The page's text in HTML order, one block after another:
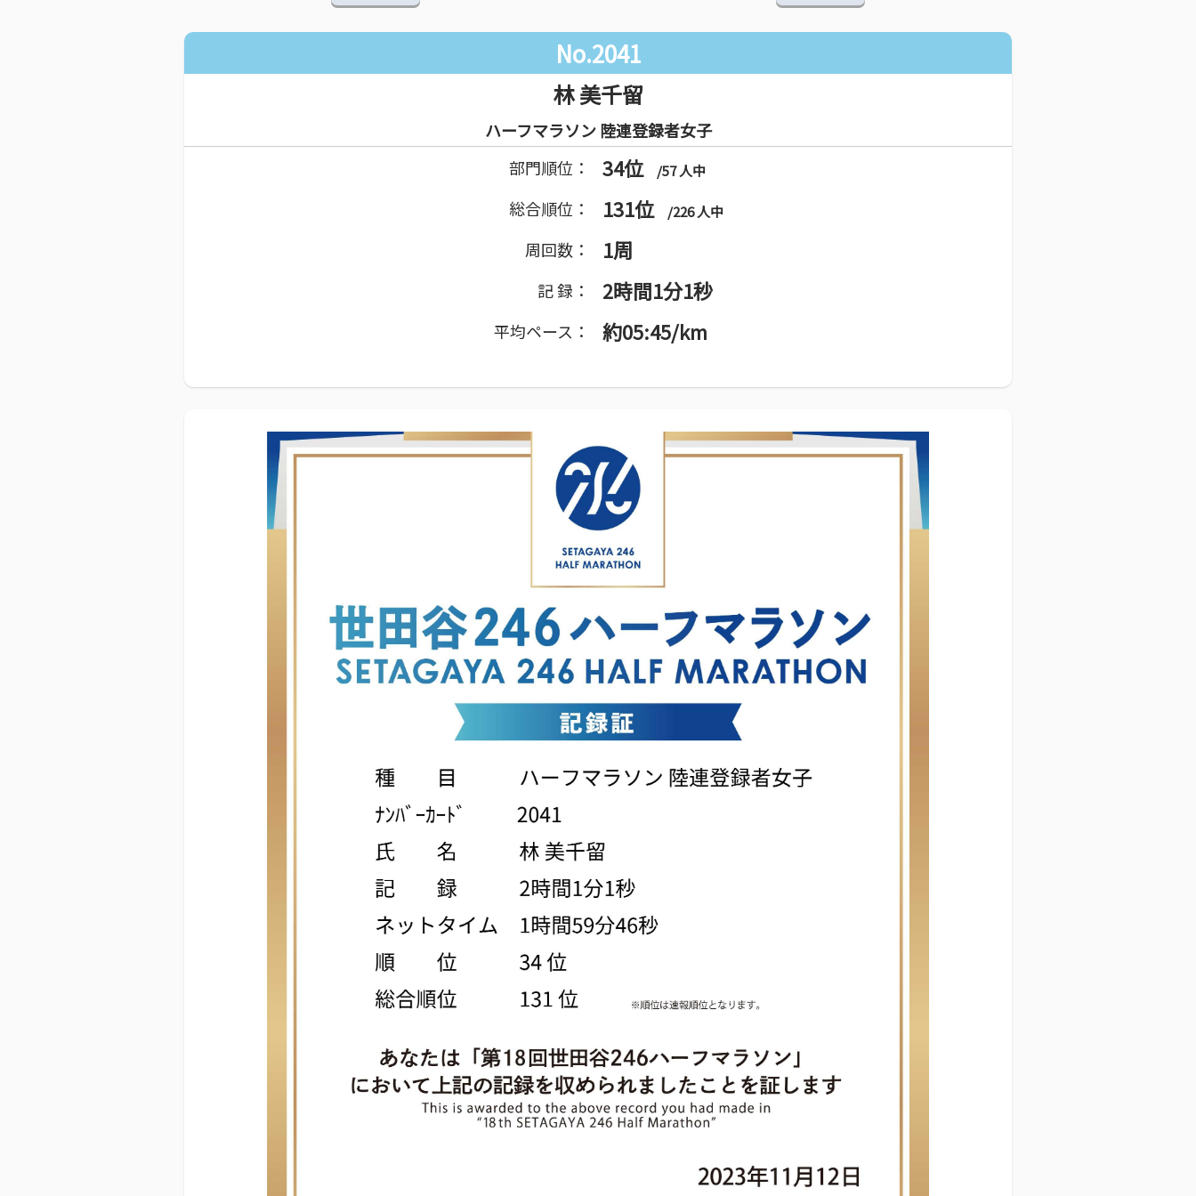
No.2041
林 美千留
ハーフマラソン 陸連登録者女子
部門順位：
34位 /57 人中
総合順位： 131位 /226 人中
周回数： 1周
記 録： 2時間1分1秒
平均ペース： 約05:45/km